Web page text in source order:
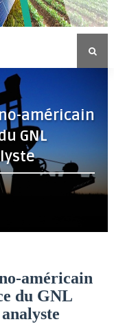
américain
GNL
américain
du GNL